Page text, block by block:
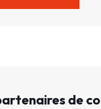
de